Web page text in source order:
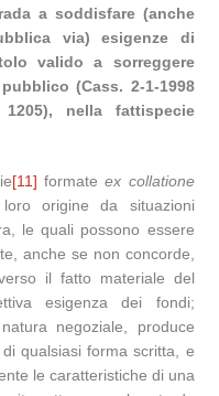
a soddisfare (anche
via) esigenze di
valido a sorreggere
(Cass. 2-1-1998
nella fattispecie
[11] formateex collatione
origine da situazioni
le quali possono essere
anche se non concorde,
il fatto materiale del
esigenza dei fondi;
negoziale, produce
qualsiasi forma scritta, e
le caratteristiche di una